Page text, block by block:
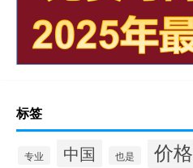
标签
专业 中国 也是 价格